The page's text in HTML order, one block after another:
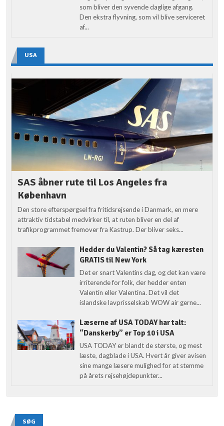
som bliver den syvende daglige afgang.
Den ekstra flyvning, som vil blive serviceret
af...
USA
SAS åbner rute til Los Angeles fra
København
Den store efterspørgsel fra fritidsrejsende i Danmark, en mere
attraktiv tidstabel medvirker til, at ruten bliver en del af
trafikprogrammet fremover fra Kastrup. Der bliver seks...
Hedder du Valentin? Så tag kæresten
GRATIS til New York
Det er snart Valentins dag, og det kan være
irriterende for folk, der hedder enten
Valentin eller Valentina. Det vil det
islandske lavprisselskab WOW air gerne...
Læserne af USA TODAY har talt:
“Danskerby” er Top 10 i USA
USA TODAY er blandt de største, og mest
læste, dagblade i USA. Hvert år giver avisen
sine mange læsere mulighed for at stemme
på årets rejsehøjdepunkter...
SØG